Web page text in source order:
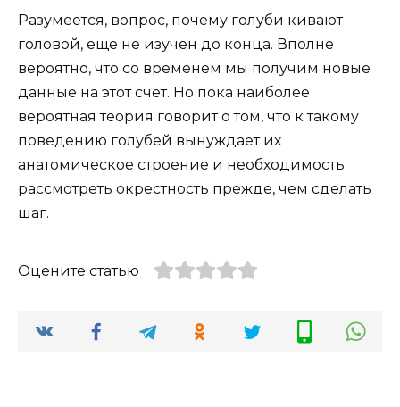
Разумеется, вопрос, почему голуби кивают
головой, еще не изучен до конца. Вполне
вероятно, что со временем мы получим новые
данные на этот счет. Но пока наиболее
вероятная теория говорит о том, что к такому
поведению голубей вынуждает их
анатомическое строение и необходимость
рассмотреть окрестность прежде, чем сделать
шаг.
Оцените статью